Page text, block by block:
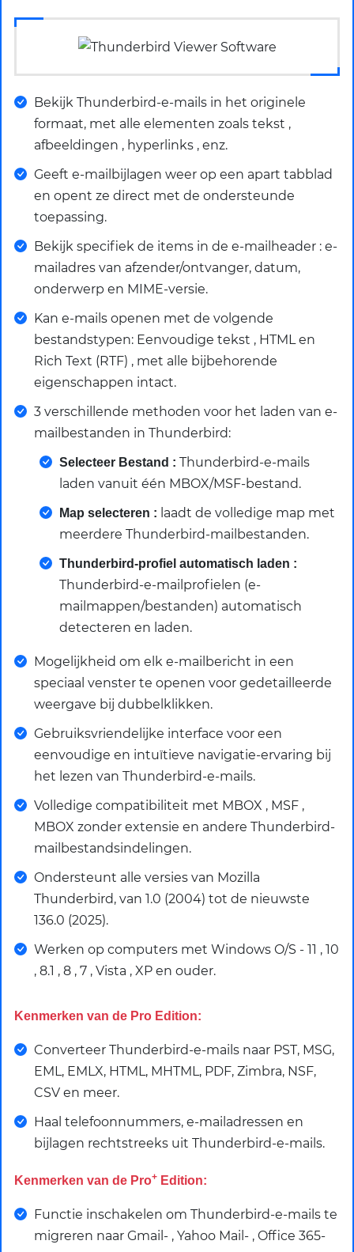
Bekijk Thunderbird-e-mails in het originele
formaat, met alle elementen zoals tekst ,
afbeeldingen , hyperlinks , enz.
Geeft e-mailbijlagen weer op een apart tabblad
en opent ze direct met de ondersteunde
toepassing.
Bekijk specifiek de items in de e-mailheader : e-
mailadres van afzender/ontvanger, datum,
onderwerp en MIME-versie.
Kan e-mails openen met de volgende
bestandstypen: Eenvoudige tekst , HTML en
Rich Text (RTF) , met alle bijbehorende
eigenschappen intact.
3 verschillende methoden voor het laden van e-
mailbestanden in Thunderbird:
Selecteer Bestand : Thunderbird-e-mails
laden vanuit één MBOX/MSF-bestand.
Map selecteren : laadt de volledige map met
meerdere Thunderbird-mailbestanden.
Thunderbird-profiel automatisch laden :
Thunderbird-e-mailprofielen (e-
mailmappen/bestanden) automatisch
detecteren en laden.
Mogelijkheid om elk e-mailbericht in een
speciaal venster te openen voor gedetailleerde
weergave bij dubbelklikken.
Gebruiksvriendelijke interface voor een
eenvoudige en intuïtieve navigatie-ervaring bij
het lezen van Thunderbird-e-mails.
Volledige compatibiliteit met MBOX , MSF ,
MBOX zonder extensie en andere Thunderbird-
mailbestandsindelingen.
Ondersteunt alle versies van Mozilla
Thunderbird, van 1.0 (2004) tot de nieuwste
136.0 (2025).
Werken op computers met Windows O/S - 11 , 10
, 8.1 , 8 , 7 , Vista , XP en ouder.
Kenmerken van de Pro Edition:
Converteer Thunderbird-e-mails naar PST, MSG,
EML, EMLX, HTML, MHTML, PDF, Zimbra, NSF,
CSV en meer.
Haal telefoonnummers, e-mailadressen en
bijlagen rechtstreeks uit Thunderbird-e-mails.
Kenmerken van de Pro+ Edition:
Functie inschakelen om Thunderbird-e-mails te
migreren naar Gmail- , Yahoo Mail- , Office 365-